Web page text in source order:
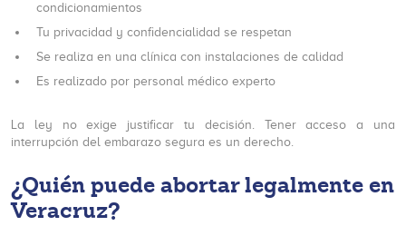
condicionamientos
Tu privacidad y confidencialidad se respetan
Se realiza en una clínica con instalaciones de calidad
Es realizado por personal médico experto
La ley no exige justificar tu decisión. Tener acceso a una
interrupción del embarazo segura es un derecho.
¿Quién puede abortar legalmente en
Veracruz?